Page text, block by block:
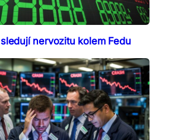
nervozitu kolem Fedu